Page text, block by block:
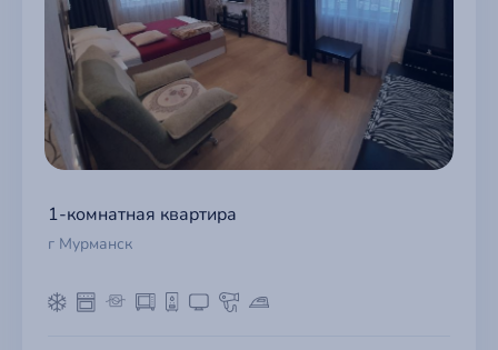
1-комнатная квартира
г Мурманск